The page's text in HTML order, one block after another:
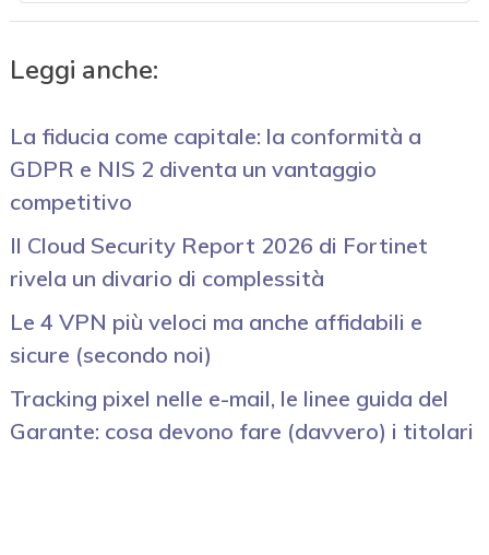
Leggi anche:
La fiducia come capitale: la conformità a
GDPR e NIS 2 diventa un vantaggio
competitivo
Il Cloud Security Report 2026 di Fortinet
rivela un divario di complessità
Le 4 VPN più veloci ma anche affidabili e
sicure (secondo noi)
Tracking pixel nelle e-mail, le linee guida del
Garante: cosa devono fare (davvero) i titolari